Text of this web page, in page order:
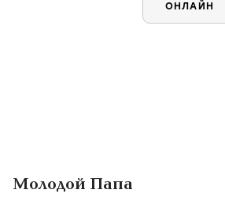
ОНЛАЙН
Молодой Папа